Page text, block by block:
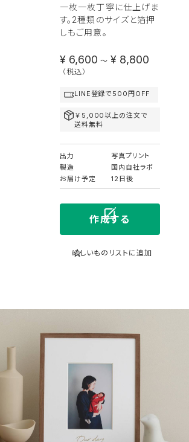
一枚一枚丁寧に仕上げま
す。2種類のサイズと箔押
しもご用意。
¥ 6,600 〜 ¥ 8,800
（税込）
LINE登録で500円OFF
￥5,000以上の注文で
送料無料
出力
写真プリント
製造
国内自社ラボ
お届け予定
12日後
作成する
ほしいものリストに追加